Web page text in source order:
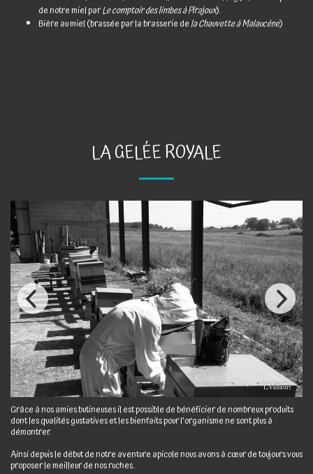
de notre miel parLe comptoir des limbes à Pirajoux).
Bière au miel (brassée par la brasserie dela Chauvette à Malaucène)
LA GELÉE ROYALE
Grâce à nos amies butineuses il est possible de bénéficier de nombreux produits
dont les qualités gustatives et les bienfaits pour l'organisme ne sont plus à
démontrer.
Ainsi depuis le début de notre aventure apicole nous avons à cœur de toujours vous
proposer le meilleur de nos ruches.